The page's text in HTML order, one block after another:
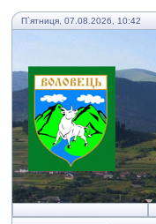
П`ятниця, 07.08.2026, 10:42